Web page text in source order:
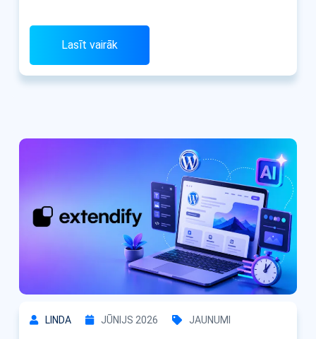
Lasīt vairāk
LINDA JŪNIJS 2026 JAUNUMI